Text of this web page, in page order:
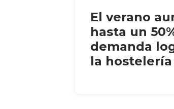
El verano
hasta un
demanda
la hostelería